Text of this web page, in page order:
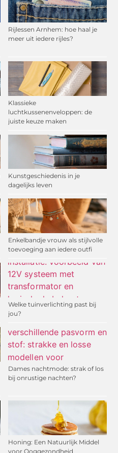
Rijlessen Arnhem: hoe haal je
meer uit iedere rijles?
Klassieke
luchtkussenenveloppen: de
juiste keuze maken
Kunstgeschiedenis in je
dagelijks leven
Enkelbandje vrouw als stijlvolle
toevoeging aan iedere outfi
Welke tuinverlichting past bij
jou?
Dames nachtmode: strak of los
bij onrustige nachten?
Honing: Een Natuurlijk Middel
voor Ooggezondheid